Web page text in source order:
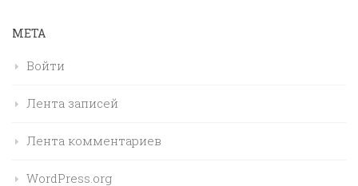
МЕТА
Войти
Лента записей
Лента комментариев
WordPress.org